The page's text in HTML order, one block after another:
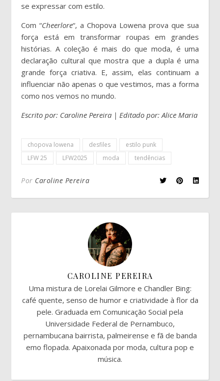
se expressar com estilo.
Com “Cheerlore“, a Chopova Lowena prova que sua
força está em transformar roupas em grandes
histórias. A coleção é mais do que moda, é uma
declaração cultural que mostra que a dupla é uma
grande força criativa. E, assim, elas continuam a
influenciar não apenas o que vestimos, mas a forma
como nos vemos no mundo.
Escrito por: Caroline Pereira | Editado por: Alice Maria
chopova lowena desfiles
estilo punk
LFW 25
LFW2025 moda tendências
Por Caroline Pereira
CAROLINE PEREIRA
Uma mistura de Lorelai Gilmore e Chandler Bing:
café quente, senso de humor e criatividade à flor da
pele. Graduada em Comunicação Social pela
Universidade Federal de Pernambuco,
pernambucana bairrista, palmeirense e fã de banda
emo flopada. Apaixonada por moda, cultura pop e
música.